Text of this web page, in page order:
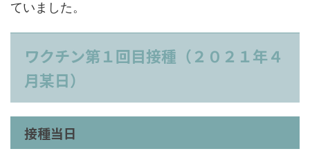
ていました。
ワクチン第１回目接種（２０２１年４
月某日）
接種当日